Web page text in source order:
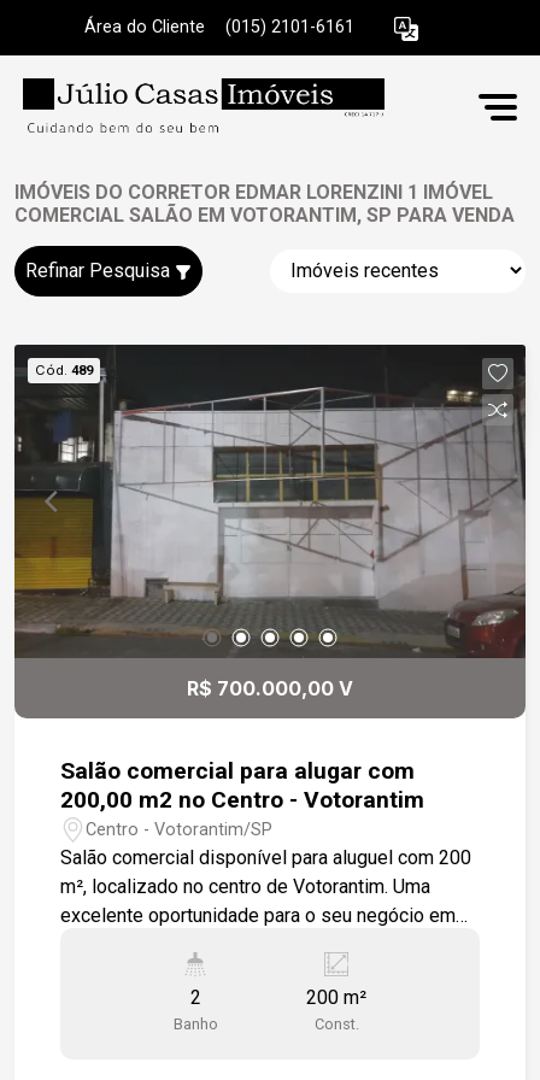
Área do Cliente (015) 2101-6161
IMÓVEIS DO CORRETOR EDMAR LORENZINI 1 IMÓVEL
COMERCIAL SALÃO EM VOTORANTIM, SP PARA VENDA
Refinar Pesquisa
Cód. 489
R$ 700.000,00 V
Salão comercial para alugar com
200,00 m2 no Centro - Votorantim
Centro - Votorantim/SP
Salão comercial disponível para aluguel com 200
m², localizado no centro de Votorantim. Uma
excelente oportunidade para o seu negócio em
Votorantim é uma região dinâmica e vibrante,
conhecida por sua diversidade de comércios,
serviços e facilidades urbanas. Como coração
2
Banho
200 m²
Const.